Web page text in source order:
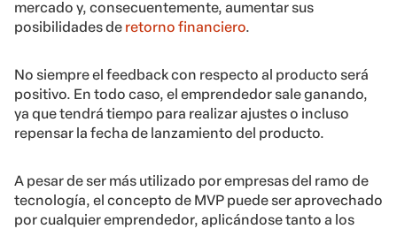
mercado y, consecuentemente, aumentar sus
posibilidades de retorno financiero.
No siempre el feedback con respecto al producto será
positivo. En todo caso, el emprendedor sale ganando,
ya que tendrá tiempo para realizar ajustes o incluso
repensar la fecha de lanzamiento del producto.
A pesar de ser más utilizado por empresas del ramo de
tecnología, el concepto de MVP puede ser aprovechado
por cualquier emprendedor, aplicándose tanto a los